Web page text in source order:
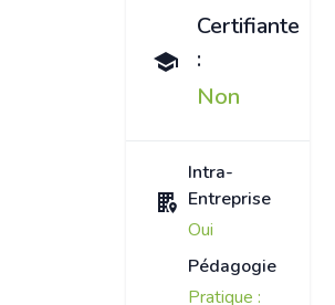
Certifiante
:
Non
Intra-
Entreprise
Oui
Pédagogie
Pratique :